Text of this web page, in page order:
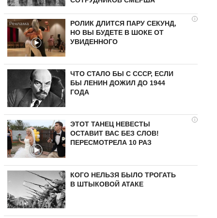
i
РОЛИК ДЛИТСЯ ПАРУ СЕКУНД,
НО ВЫ БУДЕТЕ В ШОКЕ ОТ
УВИДЕННОГО
ЧТО СТАЛО БЫ С СССР, ЕСЛИ
БЫ ЛЕНИН ДОЖИЛ ДО 1944
ГОДА
i
ЭТОТ ТАНЕЦ НЕВЕСТЫ
ОСТАВИТ ВАС БЕЗ СЛОВ!
ПЕРЕСМОТРЕЛА 10 РАЗ
КОГО НЕЛЬЗЯ БЫЛО ТРОГАТЬ
В ШТЫКОВОЙ АТАКЕ